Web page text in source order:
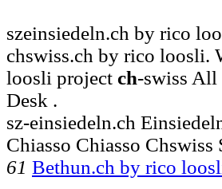
szeinsiedeln.ch by rico
chswiss.ch by rico loosli.
loosli project ch-swiss All
Desk .
sz-einsiedeln.ch
Chiasso Chiasso Chswiss
61 Bethun.ch by rico